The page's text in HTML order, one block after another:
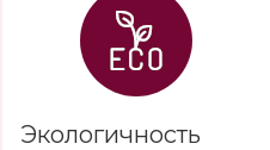
Экологичность